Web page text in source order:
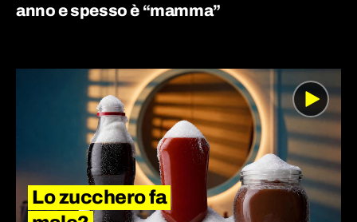
anno e spesso è “mamma”
Lo zucchero fa